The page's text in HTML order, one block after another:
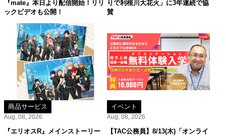
『mate』本日より配信開始！リリ
ックビデオも公開！
りで利根川大花火」に3年連続で協
賛
商品サービス
Aug, 08, 2026
『エリオスR』メインストーリー
イベント
Aug, 08, 2026
【TAC公務員】8/13(木)「オンライ